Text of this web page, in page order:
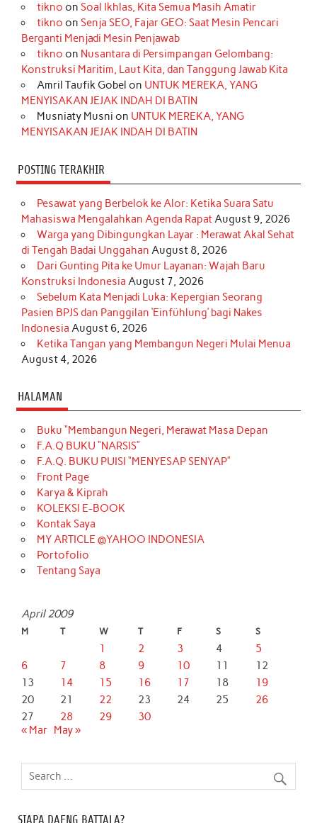
b
o
k
a
r
a
m
o
k
e
e
s
t
e
d
I
n
t
r
u
e
tikno on Soal Ikhlas, Kita Semua Masih Amatir
tikno on Senja SEO, Fajar GEO: Saat Mesin Pencari
Berganti Menjadi Mesin Penjawab
tikno on Nusantara di Persimpangan Gelombang:
Konstruksi Maritim, Laut Kita, dan Tanggung Jawab Kita
Amril Taufik Gobel on UNTUK MEREKA, YANG
MENYISAKAN JEJAK INDAH DI BATIN
Musniaty Musni on UNTUK MEREKA, YANG
MENYISAKAN JEJAK INDAH DI BATIN
POSTING TERAKHIR
Pesawat yang Berbelok ke Alor: Ketika Suara Satu
Mahasiswa Mengalahkan Agenda Rapat August 9, 2026
Warga yang Dibingungkan Layar : Merawat Akal Sehat
di Tengah Badai Unggahan August 8, 2026
Dari Gunting Pita ke Umur Layanan: Wajah Baru
Konstruksi Indonesia August 7, 2026
Sebelum Kata Menjadi Luka: Kepergian Seorang
Pasien BPJS dan Panggilan ‘Einfühlung’ bagi Nakes
Indonesia August 6, 2026
Ketika Tangan yang Membangun Negeri Mulai Menua
August 4, 2026
HALAMAN
Buku “Membangun Negeri, Merawat Masa Depan
F.A.Q BUKU “NARSIS”
F.A.Q. BUKU PUISI “MENYESAP SENYAP”
Front Page
Karya & Kiprah
KOLEKSI E-BOOK
Kontak Saya
MY ARTICLE @YAHOO INDONESIA
Portofolio
Tentang Saya
April 2009
M T W T F S S
1 2 3 4
5
6
7 8 9 10 11
12
13
14 15 16 17 18
19
20
21 22 23 24 25
26
27
28 29
30
« Mar May »
SIAPA DAENG BATTALA?